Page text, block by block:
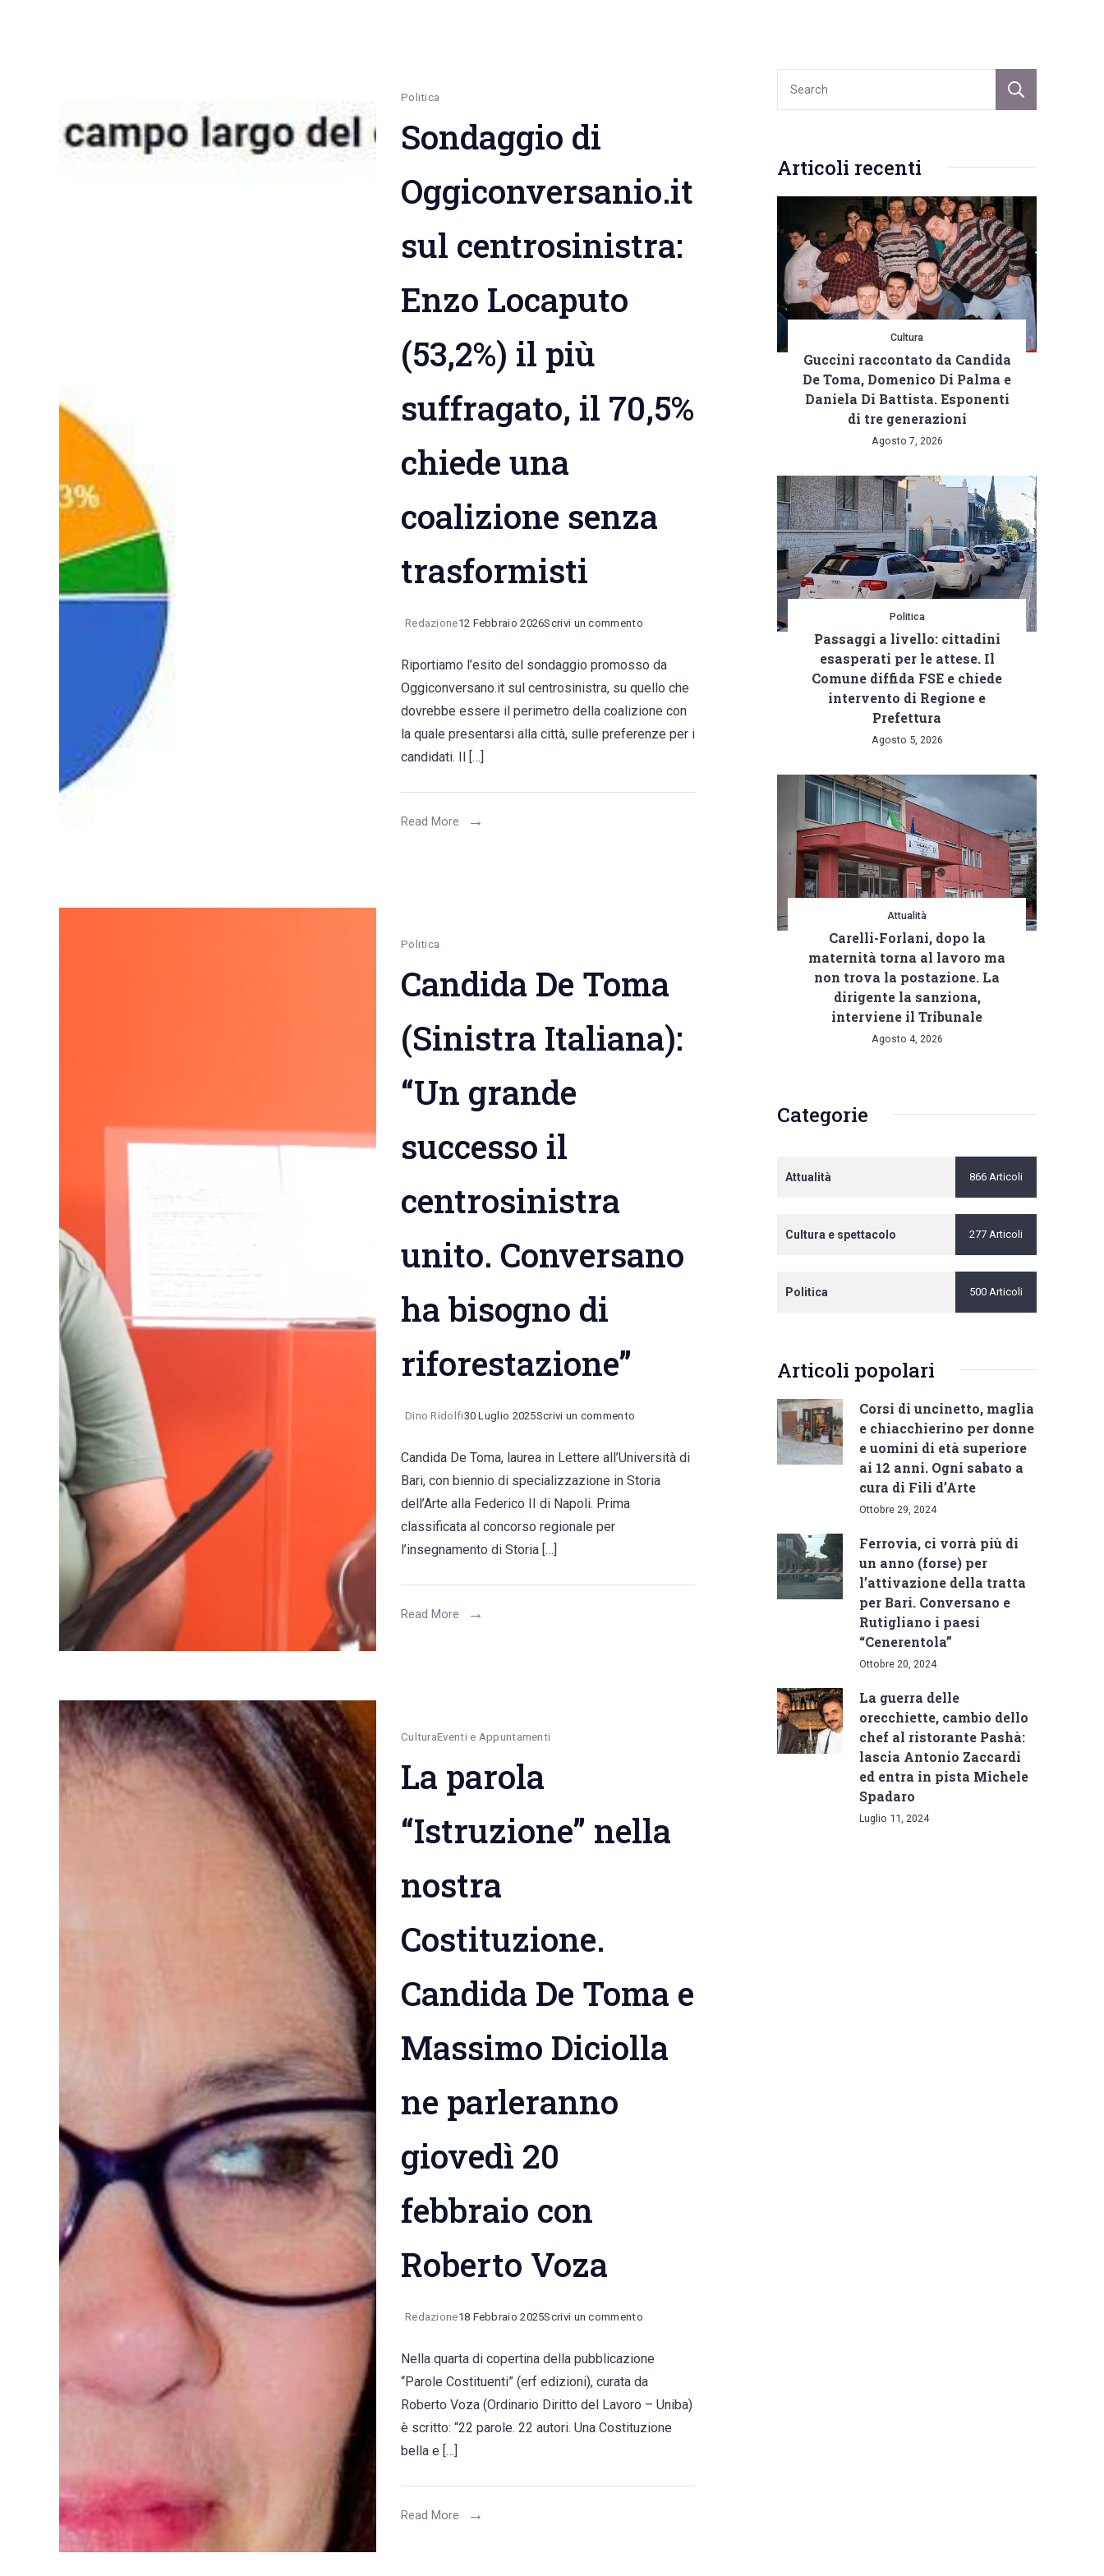
Politica
Sondaggio di
Oggiconversanio.it
sul centrosinistra:
Enzo Locaputo
(53,2%) il più
suffragato, il 70,5%
chiede una
coalizione senza
trasformisti
Redazione12 Febbraio 2026Scrivi un commentoon
di
Oggiconversanio.it
Locaputo
una
senza
Riportiamo l’esito del sondaggio promosso da
Oggiconversano.it sul centrosinistra, su quello che
dovrebbe essere il perimetro della coalizione con
la quale presentarsi alla città, sulle preferenze per i
candidati. Il […]
Read More
Politica
Candida De Toma
(Sinistra Italiana):
“Un grande
successo il
centrosinistra
unito. Conversano
ha bisogno di
riforestazione”
Dino Ridolfi30 Luglio 2025Scrivi un commento
De
Toma
grande
Candida De Toma, laurea in Lettere all’Università di
Bari, con biennio di specializzazione in Storia
dell’Arte alla Federico II di Napoli. Prima
classificata al concorso regionale per
l’insegnamento di Storia […]
Read More
CulturaEventi e Appuntamenti
La parola
“Istruzione” nella
nostra
Costituzione.
Candida De Toma e
Massimo Diciolla
ne parleranno
giovedì 20
febbraio con
Roberto Voza
Redazione18 Febbraio 2025Scrivi un commentoon
parola
“Istruzione”
Candida
Nella quarta di copertina della pubblicazione
“Parole Costituenti” (erf edizioni), curata da
Roberto Voza (Ordinario Diritto del Lavoro – Uniba)
è scritto: “22 parole. 22 autori. Una Costituzione
bella e […]
Read More
Articoli recenti
Cultura
Guccini raccontato da Candida
De Toma, Domenico Di Palma e
Daniela Di Battista. Esponenti
di tre generazioni
Agosto 7, 2026
Politica
Passaggi a livello: cittadini
esasperati per le attese. Il
Comune diffida FSE e chiede
intervento di Regione e
Prefettura
Agosto 5, 2026
Attualità
Carelli-Forlani, dopo la
maternità torna al lavoro ma
non trova la postazione. La
dirigente la sanziona,
interviene il Tribunale
Agosto 4, 2026
Categorie
Attualità 866 Articoli
Cultura e spettacolo 277 Articoli
Politica 500 Articoli
Articoli popolari
Corsi di uncinetto, maglia
e chiacchierino per donne
e uomini di età superiore
ai 12 anni. Ogni sabato a
cura di Fili d’Arte
Ottobre 29, 2024
Ferrovia, ci vorrà più di
un anno (forse) per
l’attivazione della tratta
per Bari. Conversano e
Rutigliano i paesi
“Cenerentola”
Ottobre 20, 2024
La guerra delle
orecchiette, cambio dello
chef al ristorante Pashà:
lascia Antonio Zaccardi
ed entra in pista Michele
Spadaro
Luglio 11, 2024